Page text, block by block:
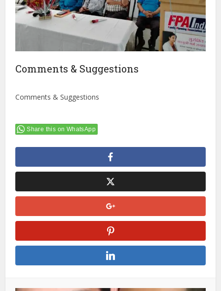
Comments & Suggestions
Comments & Suggestions
Share this on WhatsApp